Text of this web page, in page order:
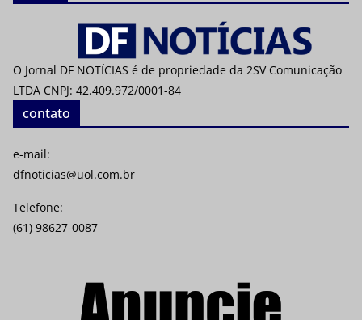
O Jornal DF NOTÍCIAS é de propriedade da 2SV Comunicação
LTDA CNPJ: 42.409.972/0001-84
contato
e-mail:
dfnoticias@uol.com.br
Telefone:
(61) 98627-0087